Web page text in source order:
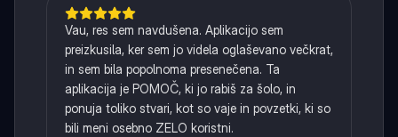
Vau, res sem navdušena. Aplikacijo sem
preizkusila, ker sem jo videla oglaševano večkrat,
in sem bila popolnoma presenečena. Ta
aplikacija je POMOČ, ki jo rabiš za šolo, in
ponuja toliko stvari, kot so vaje in povzetki, ki so
bili meni osebno ZELO koristni.